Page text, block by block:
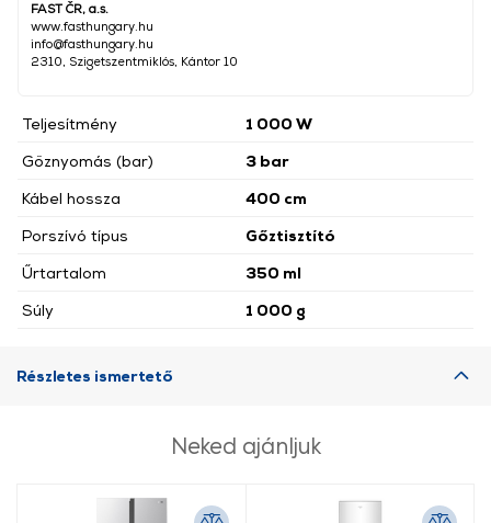
FAST ČR, a.s.
www.fasthungary.hu
info@fasthungary.hu
2310, Szigetszentmiklós, Kántor 10
Teljesítmény
1 000 W
Gőznyomás (bar)
3 bar
Kábel hossza
400 cm
Porszívó típus
Gőztisztító
Űrtartalom
350 ml
Súly
1 000 g
Részletes ismertető
Neked ajánljuk